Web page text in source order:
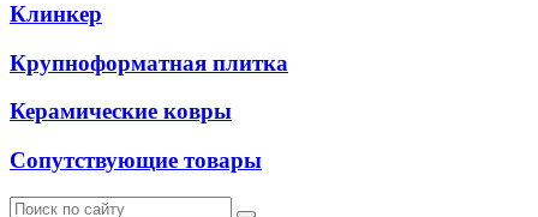
Клинкер
Крупноформатная плитка
Керамические ковры
Сопутствующие товары